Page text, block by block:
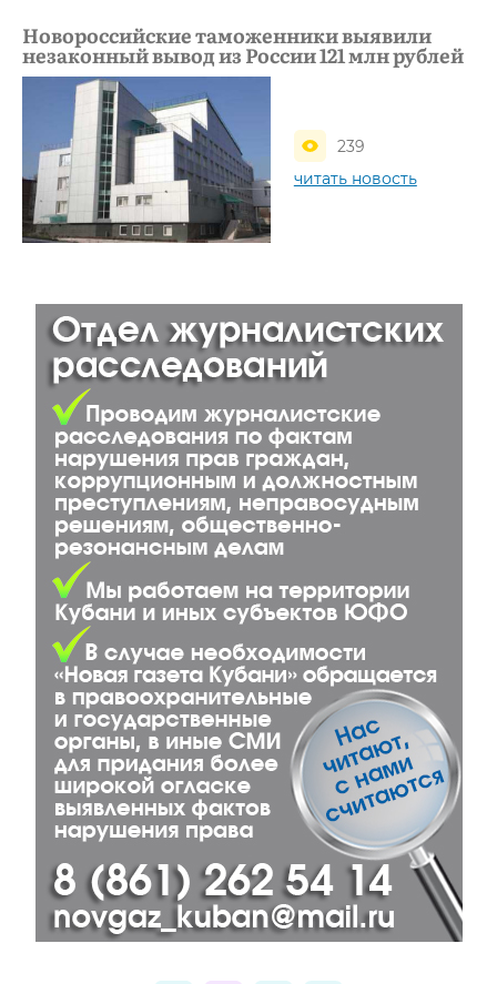
Новороссийские таможенники выявили
незаконный вывод из России 121 млн рублей
239
читать новость